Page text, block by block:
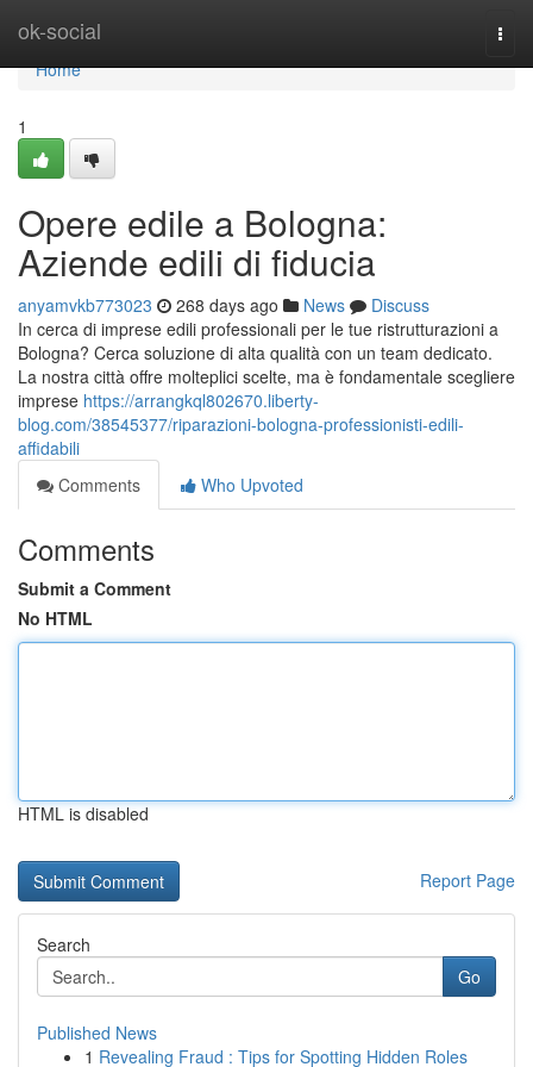
ok-social
Home
Home
1
Opere edile a Bologna:
Aziende edili di fiducia
anyamvkb773023 268 days ago News
Discuss
In cerca di imprese edili professionali per le tue ristrutturazioni a
Bologna? Cerca soluzione di alta qualità con un team dedicato.
La nostra città offre molteplici scelte, ma è fondamentale scegliere
imprese https://arrangkql802670.liberty-
blog.com/38545377/riparazioni-bologna-professionisti-edili-
affidabili
Comments
Who Upvoted
Comments
Submit a Comment
No HTML
HTML is disabled
Report Page
Search
Go
Published News
1 Revealing Fraud : Tips for Spotting Hidden Roles